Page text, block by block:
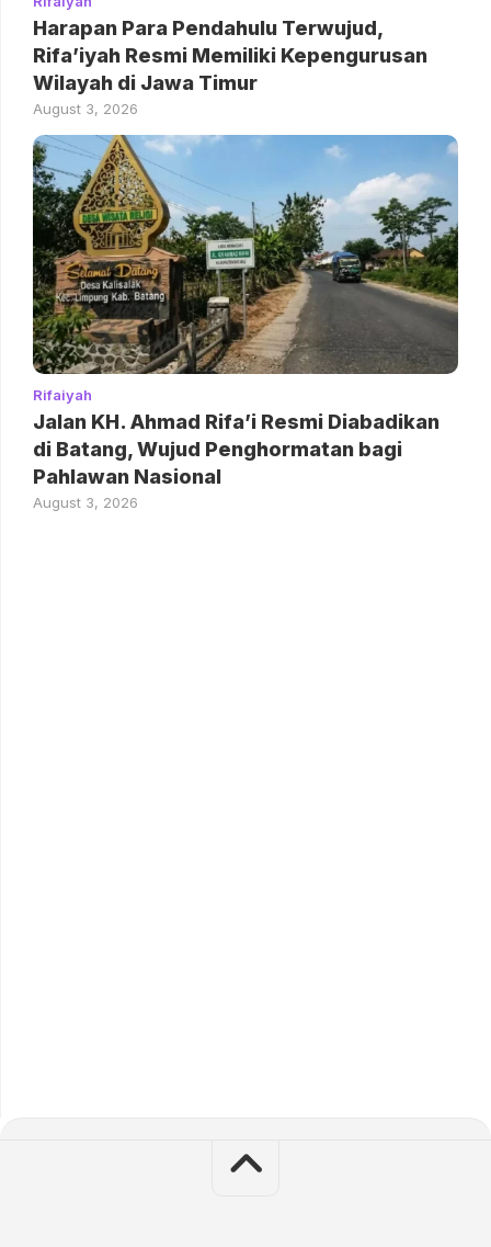
Harapan Para Pendahulu Terwujud,
Rifa’iyah Resmi Memiliki Kepengurusan
Wilayah di Jawa Timur
August 3, 2026
Rifaiyah
Jalan KH. Ahmad Rifa’i Resmi Diabadikan
di Batang, Wujud Penghormatan bagi
Pahlawan Nasional
August 3, 2026